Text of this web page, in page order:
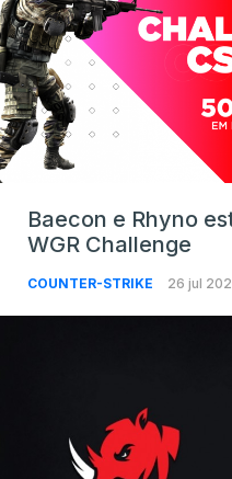
Baecon e Rhyno
WGR Challenge
COUNTER-STRIKE 26 jul